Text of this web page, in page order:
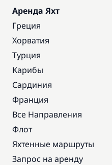
Аренда Яхт
Греция
Хорватия
Турция
Карибы
Сардиния
Франция
Все Направления
Флот
Яхтенные маршруты
Запрос на аренду